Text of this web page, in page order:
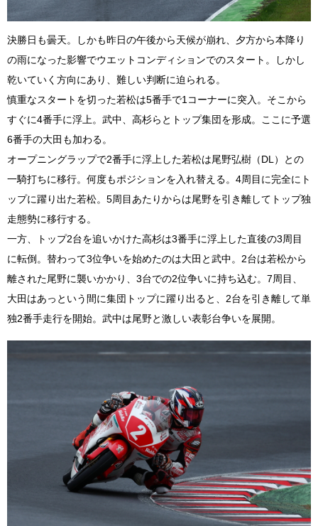
決勝日も曇天。しかも昨日の午後から天候が崩れ、夕方から本降り
の雨になった影響でウエットコンディションでのスタート。しかし
乾いていく方向にあり、難しい判断に迫られる。
慎重なスタートを切った若松は5番手で1コーナーに突入。そこから
すぐに4番手に浮上。武中、高杉らとトップ集団を形成。ここに予選
6番手の大田も加わる。
オープニングラップで2番手に浮上した若松は尾野弘樹（DL）との
一騎打ちに移行。何度もポジションを入れ替える。4周目に完全にト
ップに躍り出た若松。5周目あたりからは尾野を引き離してトップ独
走態勢に移行する。
一方、トップ2台を追いかけた高杉は3番手に浮上した直後の3周目
に転倒。替わって3位争いを始めたのは大田と武中。2台は若松から
離された尾野に襲いかかり、3台での2位争いに持ち込む。7周目、
大田はあっという間に集団トップに躍り出ると、2台を引き離して単
独2番手走行を開始。武中は尾野と激しい表彰台争いを展開。